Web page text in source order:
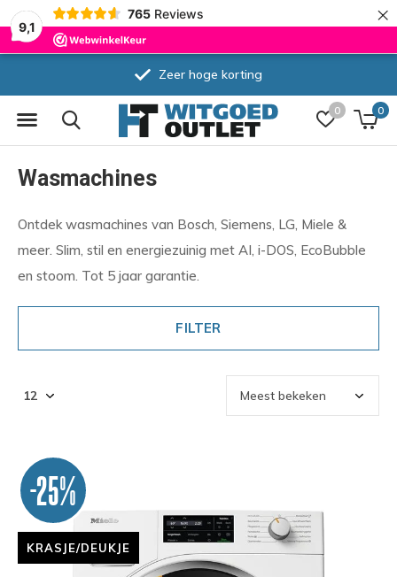
9,1
765 Reviews ×
0 0
Zeer hoge korting
Wasmachines
Ontdek wasmachines van Bosch, Siemens, LG, Miele &
meer. Slim, stil en energiezuinig met AI, i-DOS, EcoBubble
en stoom. Tot 5 jaar garantie.
FILTER
-25%
KRASJE/DEUKJE